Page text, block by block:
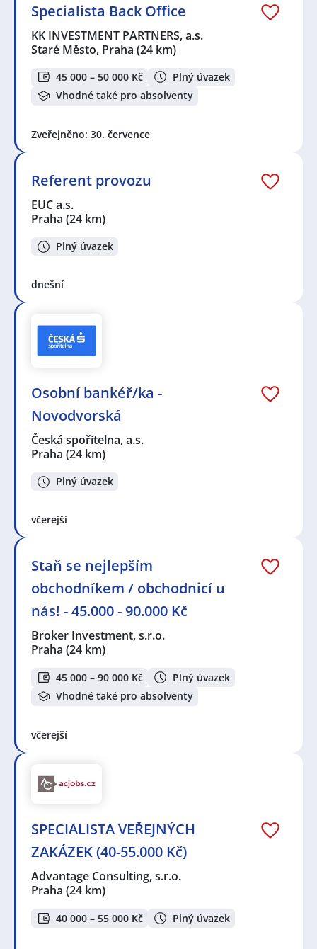
Specialista Back Office
KK INVESTMENT PARTNERS, a.s.
Staré Město, Praha (24 km)
45 000 – 50 000 Kč
Plný úvazek
Vhodné také pro absolventy
Zveřejněno: 30. července
Referent provozu
EUC a.s.
Praha (24 km)
Plný úvazek
dnešní
Osobní bankéř/ka -
Novodvorská
Česká spořitelna, a.s.
Praha (24 km)
Plný úvazek
včerejší
Staň se nejlepším
obchodníkem / obchodnicí u
nás! - 45.000 - 90.000 Kč
Broker Investment, s.r.o.
Praha (24 km)
45 000 – 90 000 Kč
Plný úvazek
Vhodné také pro absolventy
včerejší
SPECIALISTA VEŘEJNÝCH
ZAKÁZEK (40-55.000 Kč)
Advantage Consulting, s.r.o.
Praha (24 km)
40 000 – 55 000 Kč Plný úvazek